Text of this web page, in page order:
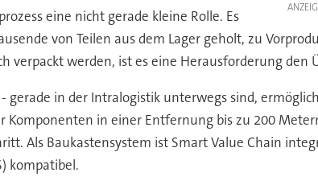
eine nicht gerade kleine Rolle. Es
von Teilen aus dem Lager geholt, zu
werden, ist es eine Herausforderung den
in der Intralogistik unterwegs sind,
in einer Entfernung bis zu 200
Als Baukastensystem ist Smart Value Chain
kompatibel.